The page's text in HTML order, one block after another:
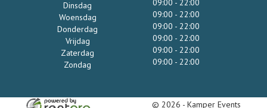
Dinsdag
Woensdag
Donderdag
Vrijdag
Zaterdag
Zondag
09:00 - 22:00
09:00 - 22:00
09:00 - 22:00
09:00 - 22:00
09:00 - 22:00
09:00 - 22:00
© 2026 - Kamper Events